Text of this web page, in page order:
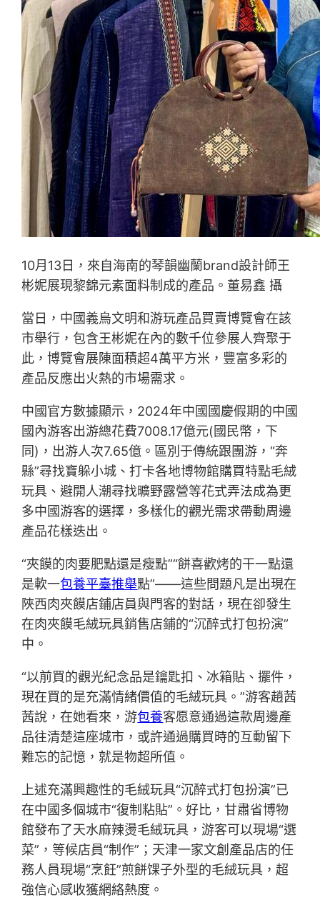
10月13日，來自海南的琴韻幽蘭brand設計師王
彬妮展現黎錦元素面料制成的產品。董易鑫 攝
當日，中國義烏文明和游玩產品買賣博覽會在該
市舉行，包含王彬妮在內的數千位參展人齊聚于
此，博覽會展陳面積超4萬平方米，豐富多彩的
產品反應出火熱的市場需求。
中國官方數據顯示，2024年中國國慶假期的中國
國內游客出游總花費7008.17億元(國民幣，下
同)，出游人次7.65億。區別于傳統跟團游，“奔
縣”尋找寶躲小城、打卡各地博物館購買特點毛絨
玩具、避開人潮尋找曠野露營等花式弄法成為更
多中國游客的選擇，多樣化的觀光需求帶動周邊
產品花樣迭出。
“夾饃的肉要肥點還是瘦點”“餅喜歡烤的干一點還
是軟一包養平臺推舉點”——這些問題凡是出現在
陜西肉夾饃店鋪店員與門客的對話，現在卻發生
在肉夾饃毛絨玩具銷售店鋪的“沉醉式打包扮演”
中。
“以前買的觀光紀念品是鑰匙扣、冰箱貼、擺件，
現在買的是充滿情緒價值的毛絨玩具。”游客趙茜
茜說，在她看來，游包養客愿意通過這款周邊產
品往清楚這座城市，或許通過購買時的互動留下
難忘的記憶，就是物超所值。
上述充滿興趣性的毛絨玩具“沉醉式打包扮演”已
在中國多個城市“復制粘貼”。好比，甘肅省博物
館發布了天水麻辣燙毛絨玩具，游客可以現場“選
菜”，等候店員“制作”；天津一家文創產品店的任
務人員現場“烹飪”煎餅馃子外型的毛絨玩具，超
強信心感收獲網絡熱度。